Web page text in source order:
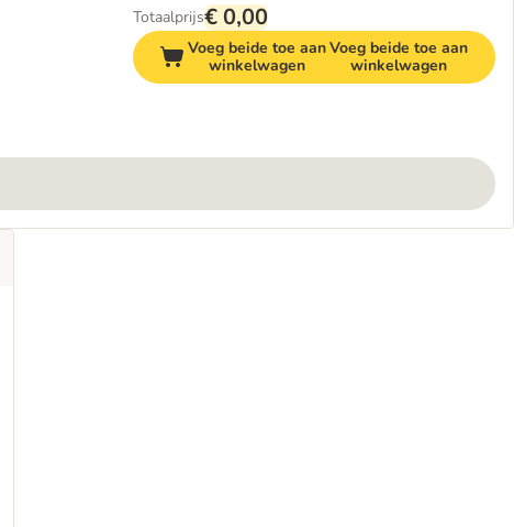
Totaalprijs€ 0,00
Voeg beide toe aan
winkelwagen
Voeg beide toe aan
winkelwagen